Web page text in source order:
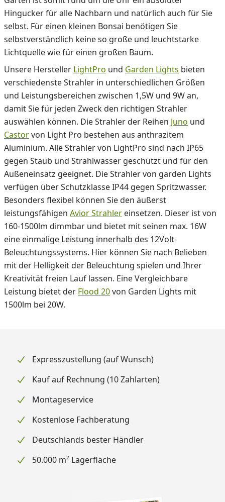
Hingucker für alle Nachbarn und natürlich auch für Sie
selbst. Für einen kleinen Bonsai benötigen Sie
selbstverständlich keine so große und leuchtstarke
Lichtquelle wie für einen großen Baum.
Unsere Hersteller LightPro und Garden Lights bieten
verschiedenste Strahler in unterschiedlichen Größen
und Leistungsbereichen zwischen 1,5W und 9W an,
damit Sie für jeden Zweck den richtigen Strahler
auswählen können. Die Strahler der Reihen Juno und
Castorvon Light Pro bestehen aus anthrazitem
Aluminium. Alle Strahler von LightPro sind nach IP65
gegen Staub und Strahlwasser geschützt und für den
Außeneinsatz geeignet. Die Strahler von garden Lights
verfügen über Schutzklasse IP44 gegen Spritzwasser.
Besonders flexibel können Sie den äußerst
leistungsfähigen Avior Strahler einsetzen. Dieser ist von
160-1500lm dimmbar und bietet mit seinen max. 16W
eine einmalige Leistung innerhalb des 12Volt-
Beleuchtungssystems. Hier können Sie nach Belieben
mit der Helligkeit der Beleuchtung spielen und Ihrer
Kreativität freien Lauf lassen. Eine Vergleichbare
Leistung bietet der Flood 20von Garden Lights mit
1500lm bei 20W.
Expresszustellung (auf Wunsch)
Kauf auf Rechnung (10 Zahlarten)
Montageservice
Kostenlose Fachberatung
Deutschlands bester Händler
50.000 m² Lagerfläche